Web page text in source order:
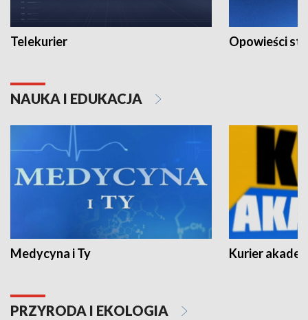
Telekurier Opowieści
NAUKA I EDUKACJA
Medycyna i Ty Kurier
PRZYRODA I EKOLOGIA